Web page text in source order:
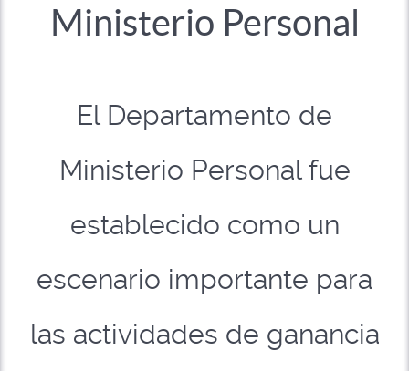
Ministerio Personal
El Departamento de
Ministerio Personal fue
establecido como un
escenario importante para
las actividades de ganancia